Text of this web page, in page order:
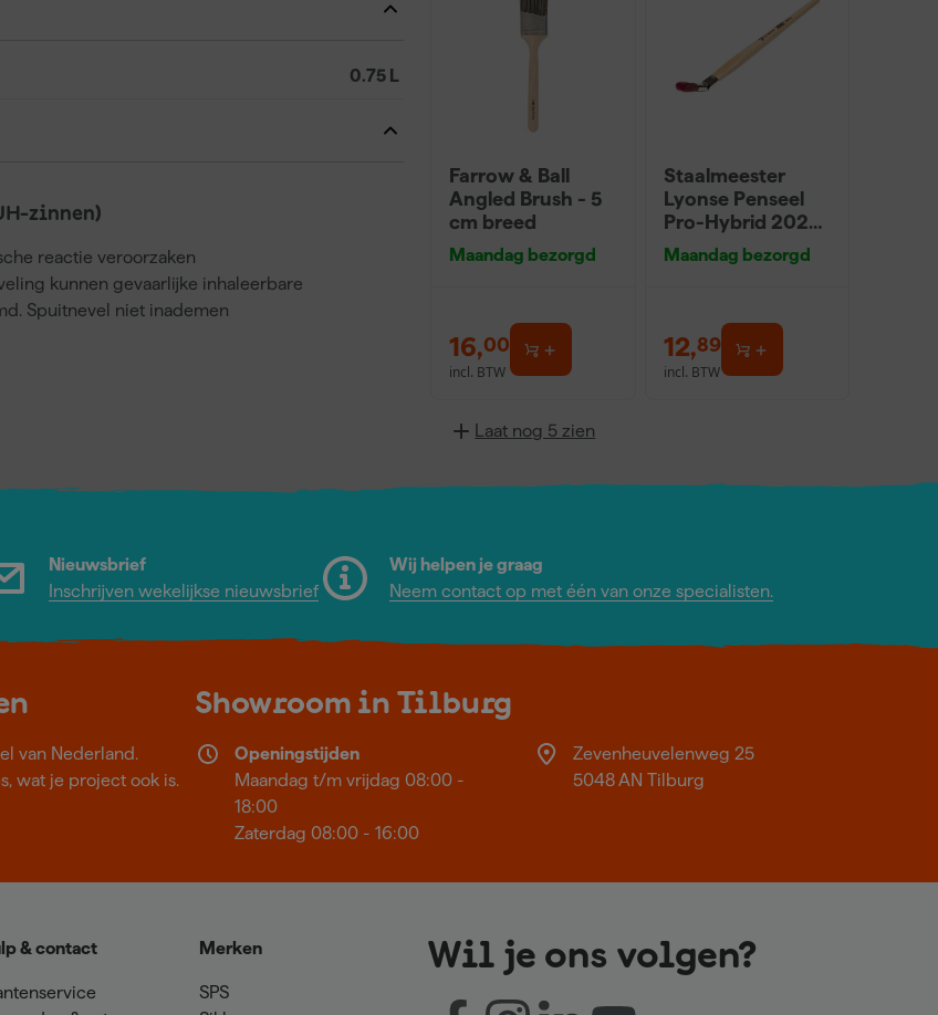
0.75 L
zinnen)
reactie veroorzaken
kunnen gevaarlijke inhaleerbare
Spuitnevel niet inademen
Farrow & Ball
Angled Brush - 5
cm breed
Maandag bezorgd
16,00
incl. BTW
Staalmeester
Lyonse Penseel
Pro-Hybrid 2024
- 16
Maandag bezorgd
12,89
incl. BTW
Laat nog 5 zien
Nieuwsbrief
Inschrijven wekelijkse nieuwsbrief
Wij helpen je graag
Neem contact op met één van onze specialisten.
van Nederland.
wat je project ook is.
Showroom in Tilburg
Openingstijden
Maandag t/m vrijdag 08:00 -
18:00
Zaterdag 08:00 - 16:00
Zevenheuvelenweg 25
5048 AN Tilburg
& contact Merken
SPS
Wil je ons volgen?